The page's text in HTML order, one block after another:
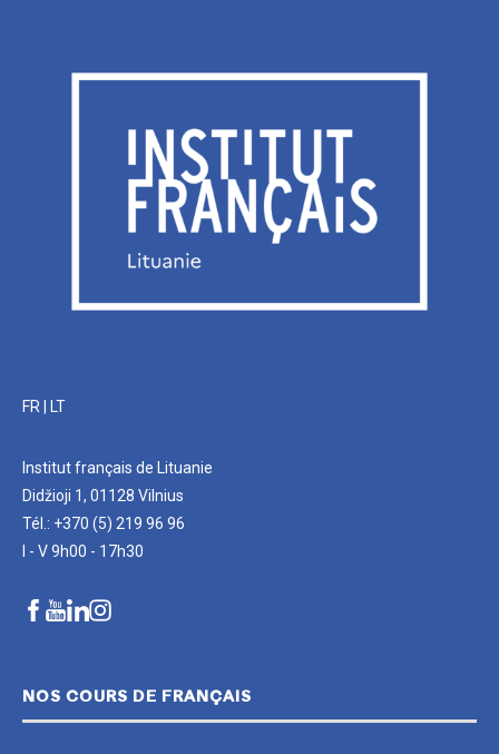
FR LT
Institut français de Lituanie
Didžioji 1, 01128 Vilnius
Tél.: +370 (5) 219 96 96
I - V 9h00 - 17h30
NOS COURS DE FRANÇAIS